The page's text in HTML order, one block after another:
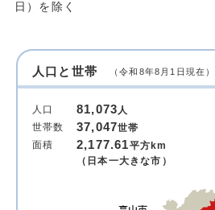
日）を除く
人口と世帯 （令和8年8月1日現在）
人口 81,073人
世帯数
37,047世帯
面積
2,177.61平方km
（日本一大きな市）